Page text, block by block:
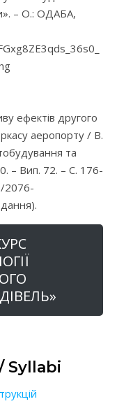
– О.: ОДАБА,
ефектів другого
аеропорту / В.
та
– Вип. 72. – С. 176-
2076-
Syllabi